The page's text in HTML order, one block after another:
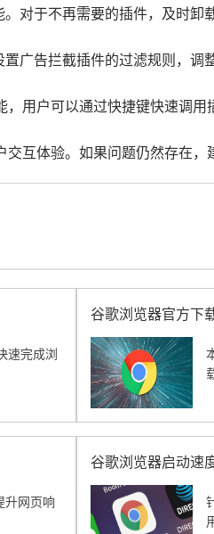
对于不再需要的插件，及时
广告拦截插件的过滤规则，
用户可以通过快捷键快速调
互体验。如果问题仍然存在，
速完成浏
谷歌浏览器官方下
升网页响
谷歌浏览器启动速